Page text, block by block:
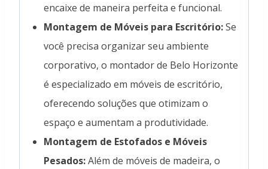
encaixe de maneira perfeita e funcional.
Montagem de Móveis para Escritório:Se
você precisa organizar seu ambiente
corporativo, o montador de Belo Horizonte
é especializado em móveis de escritório,
oferecendo soluções que otimizam o
espaço e aumentam a produtividade.
Montagem de Estofados e Móveis
Pesados:Além de móveis de madeira, o